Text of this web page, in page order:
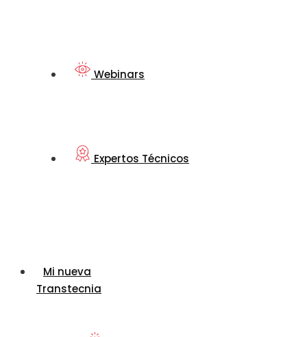
Webinars
Expertos Técnicos
Mi nueva
Transtecnia